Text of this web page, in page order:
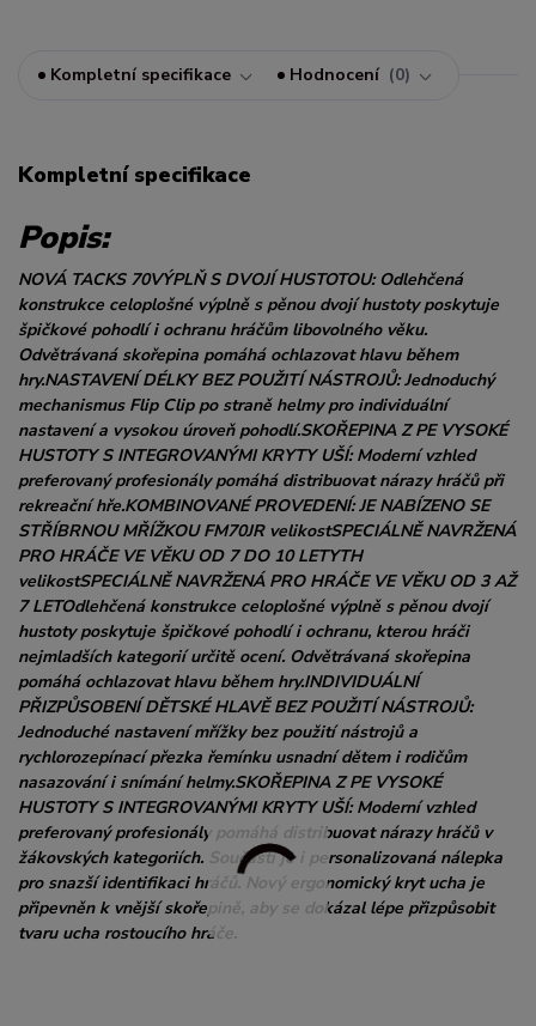
Kompletní specifikace Hodnocení 0
Kompletní specifikace
Popis:
NOVÁ TACKS 70VÝPLŇ S DVOJÍ HUSTOTOU: Odlehčená
konstrukce celoplošné výplně s pěnou dvojí hustoty poskytuje
špičkové pohodlí i ochranu hráčům libovolného věku.
Odvětrávaná skořepina pomáhá ochlazovat hlavu během
hry.NASTAVENÍ DÉLKY BEZ POUŽITÍ NÁSTROJŮ: Jednoduchý
mechanismus Flip Clip po straně helmy pro individuální
nastavení a vysokou úroveň pohodlí.SKOŘEPINA Z PE VYSOKÉ
HUSTOTY S INTEGROVANÝMI KRYTY UŠÍ: Moderní vzhled
preferovaný profesionály pomáhá distribuovat nárazy hráčů při
rekreační hře.KOMBINOVANÉ PROVEDENÍ: JE NABÍZENO SE
STŘÍBRNOU MŘÍŽKOU FM70JR velikostSPECIÁLNĚ NAVRŽENÁ
PRO HRÁČE VE VĚKU OD 7 DO 10 LETYTH
velikostSPECIÁLNĚ NAVRŽENÁ PRO HRÁČE VE VĚKU OD 3 AŽ
7 LETOdlehčená konstrukce celoplošné výplně s pěnou dvojí
hustoty poskytuje špičkové pohodlí i ochranu, kterou hráči
nejmladších kategorií určitě ocení. Odvětrávaná skořepina
pomáhá ochlazovat hlavu během hry.INDIVIDUÁLNÍ
PŘIZPŮSOBENÍ DĚTSKÉ HLAVĚ BEZ POUŽITÍ NÁSTROJŮ:
Jednoduché nastavení mřížky bez použití nástrojů a
rychlorozepínací přezka řemínku usnadní dětem i rodičům
nasazování i snímání helmy.SKOŘEPINA Z PE VYSOKÉ
HUSTOTY S INTEGROVANÝMI KRYTY UŠÍ: Moderní vzhled
preferovaný profesionály pomáhá distribuovat nárazy hráčů v
žákovských kategoriích. Součástí je i personalizovaná nálepka
pro snazší identifikaci hráčů. Nový ergonomický kryt ucha je
připevněn k vnější skořepině, aby se dokázal lépe přizpůsobit
tvaru ucha rostoucího hráče.